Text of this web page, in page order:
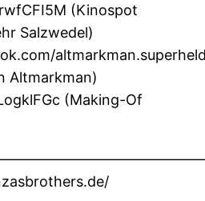
(Kinospot
Salzwedel)
Altmarkman)
(Making-Of